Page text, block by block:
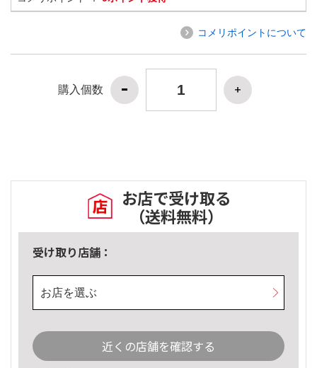
コメリポイントについて
購入個数
お店で受け取る
（送料無料）
受け取り店舗：
お店を選ぶ
近くの店舗を確認する